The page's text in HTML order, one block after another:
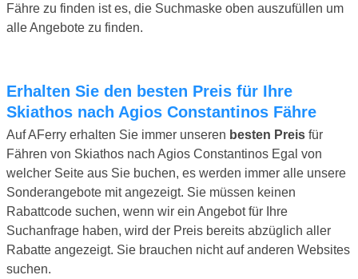
Fähre zu finden ist es, die Suchmaske oben auszufüllen um
alle Angebote zu finden.
Erhalten Sie den besten Preis für Ihre
Skiathos nach Agios Constantinos Fähre
Auf AFerry erhalten Sie immer unseren besten Preis für
Fähren von Skiathos nach Agios Constantinos Egal von
welcher Seite aus Sie buchen, es werden immer alle unsere
Sonderangebote mit angezeigt. Sie müssen keinen
Rabattcode suchen, wenn wir ein Angebot für Ihre
Suchanfrage haben, wird der Preis bereits abzüglich aller
Rabatte angezeigt. Sie brauchen nicht auf anderen Websites
suchen.